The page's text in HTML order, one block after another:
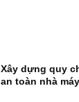
Xây dựng quy
an toàn nhà